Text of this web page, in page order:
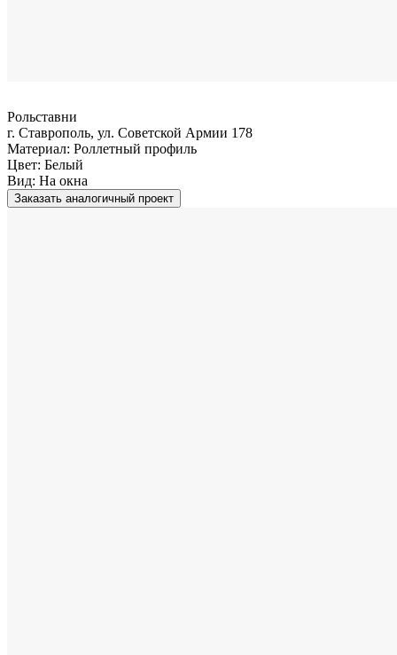
Рольставни
г. Ставрополь, ул. Советской Армии 178
Материал: Роллетный профиль
Цвет: Белый
Вид: На окна
Заказать аналогичный проект